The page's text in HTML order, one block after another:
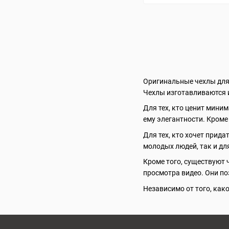
Оригинальные чехлы
Чехлы изготавливаются
Для тех, кто ценит
ему элегантности.
Для тех, кто хочет
молодых людей, так и
Кроме того, существуют
просмотра видео. Они
Независимо от того,